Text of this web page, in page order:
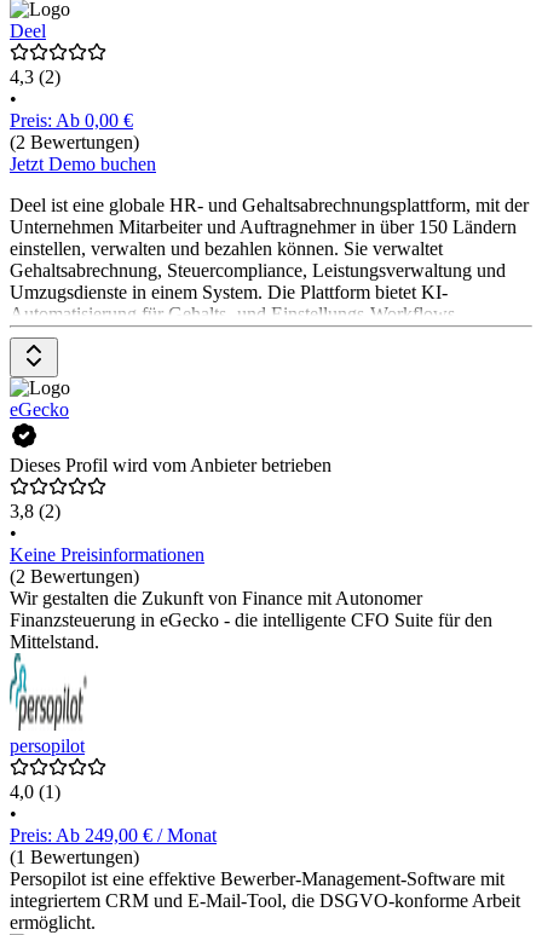
Deel
4,3 (2)
•
Preis: Ab 0,00 €
(2 Bewertungen)
Jetzt Demo buchen
Deel ist eine globale HR- und Gehaltsabrechnungsplattform, mit der
Unternehmen Mitarbeiter und Auftragnehmer in über 150 Ländern
einstellen, verwalten und bezahlen können. Sie verwaltet
Gehaltsabrechnung, Steuercompliance, Leistungsverwaltung und
Umzugsdienste in einem System. Die Plattform bietet KI-
Automatisierung für Gehalts- und Einstellungs-Workflows,
unterstützt Crypto-Zahlungen und läuft auf eigener Infrastruktur.
Deel wird von über 40.000 Unternehmen weltweit genutzt.
eGecko
Dieses Profil wird vom Anbieter betrieben
3,8 (2)
•
Keine Preisinformationen
(2 Bewertungen)
Wir gestalten die Zukunft von Finance mit Autonomer
Finanzsteuerung in eGecko - die intelligente CFO Suite für den
Mittelstand.
persopilot
4,0 (1)
•
Preis: Ab 249,00 € / Monat
(1 Bewertungen)
Persopilot ist eine effektive Bewerber-Management-Software mit
integriertem CRM und E-Mail-Tool, die DSGVO-konforme Arbeit
ermöglicht.